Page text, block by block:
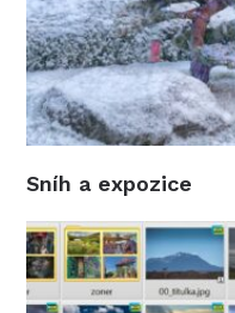
Sníh a expozice